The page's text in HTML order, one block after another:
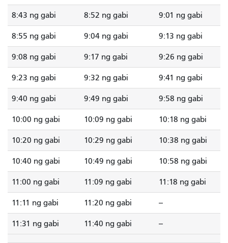
8:43 ng gabi 8:52 ng gabi 9:01 ng gabi
8:55 ng gabi 9:04 ng gabi 9:13 ng gabi
9:08 ng gabi 9:17 ng gabi 9:26 ng gabi
9:23 ng gabi 9:32 ng gabi 9:41 ng gabi
9:40 ng gabi 9:49 ng gabi 9:58 ng gabi
10:00 ng gabi 10:09 ng gabi 10:18 ng gabi
10:20 ng gabi 10:29 ng gabi 10:38 ng gabi
10:40 ng gabi 10:49 ng gabi 10:58 ng gabi
11:00 ng gabi 11:09 ng gabi 11:18 ng gabi
11:11 ng gabi 11:20 ng gabi --
11:31 ng gabi 11:40 ng gabi --